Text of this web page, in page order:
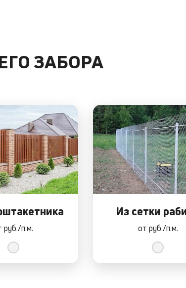
ЗАБОРА
руб./п.м.
Из сетки
от руб./п.м.